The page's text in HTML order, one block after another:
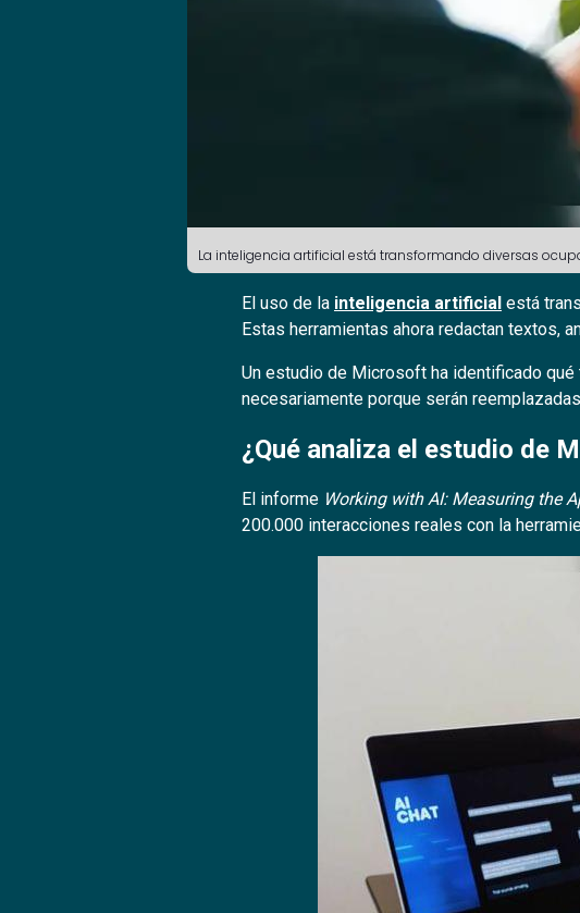
La inteligencia artificial está transformando diversas
El uso de la inteligencia artificial está
Estas herramientas ahora redactan textos,
Un estudio de Microsoft ha identificado
necesariamente porque serán
¿Qué analiza el estudio de
El informe Working with AI: Measuring the
200.000 interacciones reales con la